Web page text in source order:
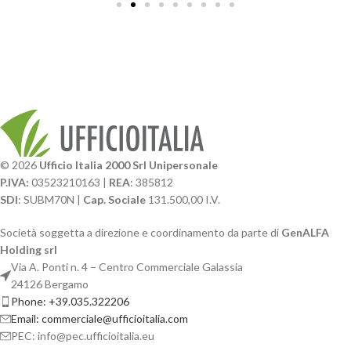
© 2026 Ufficio Italia 2000 Srl Unipersonale
P.IVA: 03523210163 | REA: 385812
SDI: SUBM70N | Cap. Sociale 131.500,00 I.V.
Società soggetta a direzione e coordinamento da parte di GenALFA
Holding srl
Via A. Ponti n. 4 – Centro Commerciale Galassia
24126 Bergamo
Phone: +39.035.322206
Email: commerciale@ufficioitalia.com
PEC: info@pec.ufficioitalia.eu